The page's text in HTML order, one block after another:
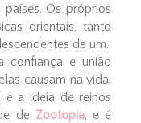
Os próprios
orientais, tanto
de um.
confiança e união
causam na vida.
e a ideia de reinos
de Zootopia, e é